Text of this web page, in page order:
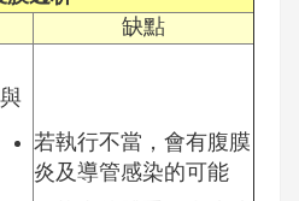
缺點
若執行不當，會有腹膜
炎及導管感染的可能